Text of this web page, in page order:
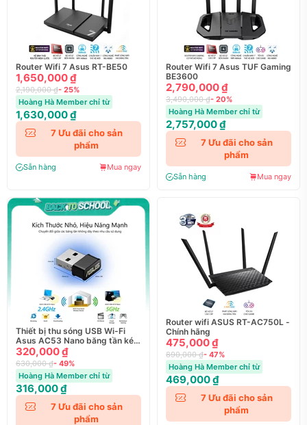
Router Wifi 7 Asus RT-BE50
1,650,000 ₫
2,190,000 ₫- 25%
Hoàng Hà Member chỉ từ
1,630,000 ₫
7 Ưu đãi cho sản
phẩm
Sẵn hàng Mua ngay
Router Wifi 7 Asus TUF Gaming
BE3600
2,790,000 ₫
3,490,000 ₫- 20%
Hoàng Hà Member chỉ từ
2,757,000 ₫
7 Ưu đãi cho sản
phẩm
Sẵn hàng Mua ngay
Thiết bị thu sóng USB Wi-Fi
Asus AC53 Nano băng tần kép
AC1200 - Chính hãng
320,000 ₫
630,000 ₫- 49%
Hoàng Hà Member chỉ từ
316,000 ₫
7 Ưu đãi cho sản
phẩm
Router wifi ASUS RT-AC750L -
Chính hãng
475,000 ₫
890,000 ₫- 47%
Hoàng Hà Member chỉ từ
469,000 ₫
7 Ưu đãi cho sản
phẩm